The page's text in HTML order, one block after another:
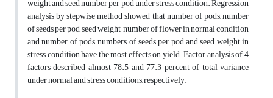
weight and seed number per pod under stress condition. Regression
analysis by stepwise method showed that number of pods, number
of seeds per pod, seed weight, number of flower in normal condition
and number of pods, numbers of seeds per pod and seed weight in
stress condition have the most effects on yield. Factor analysis of 4
factors described almost 78.5 and 77.3 percent of total variance
under normal and stress conditions, respectively.